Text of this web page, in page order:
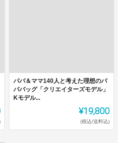
パパ＆ママ140人と考えた理想のパ
パバッグ「クリエイターズモデル」
Kモデル...
¥19,800
(税込/送料込)